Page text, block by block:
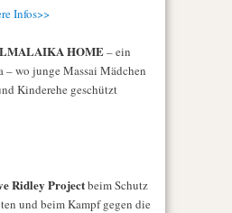
Infos>>
HOME– ein
– wo junge Massai Mädchen
Kinderehe geschützt
Ridley Projectbeim Schutz
und beim Kampf gegen die